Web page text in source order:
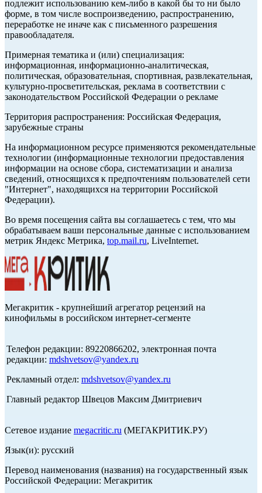
подлежит использованию кем-либо в какой бы то ни было
форме, в том числе воспроизведению, распространению,
переработке не иначе как с письменного разрешения
правообладателя.
Примерная тематика и (или) специализация:
информационная, информационно-аналитическая,
политическая, образовательная, спортивная, развлекательная,
культурно-просветительская, реклама в соответствии с
законодательством Российской Федерации о рекламе
Территория распространения: Российская Федерация,
зарубежные страны
На информационном ресурсе применяются рекомендательные
технологии (информационные технологии предоставления
информации на основе сбора, систематизации и анализа
сведений, относящихся к предпочтениям пользователей сети
"Интернет", находящихся на территории Российской
Федерации).
Во время посещения сайта вы соглашаетесь с тем, что мы
обрабатываем ваши персональные данные с использованием
метрик Яндекс Метрика, top.mail.ru, LiveInternet.
Мегакритик - крупнейший агрегатор рецензий на
кинофильмы в российском интернет-сегменте
Телефон редакции: 89220866202, электронная почта
редакции: mdshvetsov@yandex.ru
Рекламный отдел: mdshvetsov@yandex.ru
Главный редактор Швецов Максим Дмитриевич
Сетевое издание megacritic.ru (МЕГАКРИТИК.РУ)
Язык(и): русский
Перевод наименования (названия) на государственный язык
Российской Федерации: Мегакритик